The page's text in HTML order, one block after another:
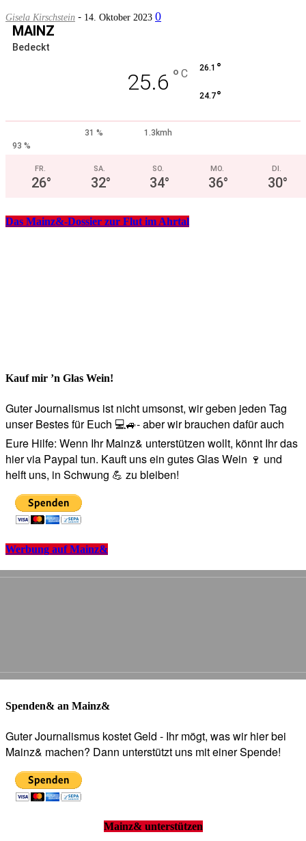
Gisela Kirschstein - 14. Oktober 2023 0
MAINZ
Bedeckt
25.6 ° C 26.1 °
24.7°
31 %
1.3kmh
93 %
FR.
26°
SA.
32°
SO.
34°
MO.
36°
DI.
30°
Das Mainz&-Dossier zur Flut im Ahrtal
Kauf mir ’n Glas Wein!
Guter Journalismus ist nicht umsonst, wir geben jeden Tag
unser Bestes für Euch 💻🚙- aber wir brauchen dafür auch
Eure Hilfe: Wenn Ihr Mainz& unterstützen wollt, könnt Ihr das
hier via Paypal tun. Kauft uns ein gutes Glas Wein 🍷 und
helft uns, in Schwung 💪 zu bleiben!
Werbung auf Mainz&
Spenden& an Mainz&
Guter Journalismus kostet Geld - Ihr mögt, was wir hier bei
Mainz& machen? Dann unterstützt uns mit einer Spende!
Mainz& unterstützen